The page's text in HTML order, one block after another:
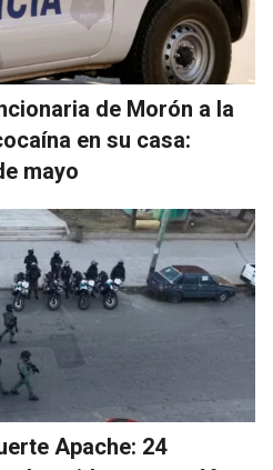
de Morón a la
en su casa:
mayo
Apache: 24